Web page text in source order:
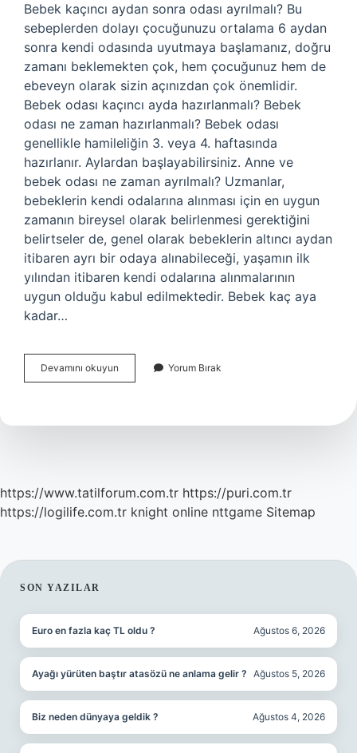
Bebek kaçıncı aydan sonra odası ayrılmalı? Bu
sebeplerden dolayı çocuğunuzu ortalama 6 aydan
sonra kendi odasında uyutmaya başlamanız, doğru
zamanı beklemekten çok, hem çocuğunuz hem de
ebeveyn olarak sizin açınızdan çok önemlidir.
Bebek odası kaçıncı ayda hazırlanmalı? Bebek
odası ne zaman hazırlanmalı? Bebek odası
genellikle hamileliğin 3. veya 4. haftasında
hazırlanır. Aylardan başlayabilirsiniz. Anne ve
bebek odası ne zaman ayrılmalı? Uzmanlar,
bebeklerin kendi odalarına alınması için en uygun
zamanın bireysel olarak belirlenmesi gerektiğini
belirtseler de, genel olarak bebeklerin altıncı aydan
itibaren ayrı bir odaya alınabileceği, yaşamın ilk
yılından itibaren kendi odalarına alınmalarının
uygun olduğu kabul edilmektedir. Bebek kaç aya
kadar…
Devamını okuyun Bebeklerin
Odası
Yapılmalı
Yorum Bırak
https://www.tatilforum.com.tr https://puri.com.tr
https://logilife.com.tr knight online nttgame Sitemap
SIDEBAR
SON YAZILAR
Euro en fazla kaç TL oldu ? Ağustos 6, 2026
Ayağı yürüten baştır atasözü ne anlama gelir ? Ağustos 5, 2026
Biz neden dünyaya geldik ? Ağustos 4, 2026